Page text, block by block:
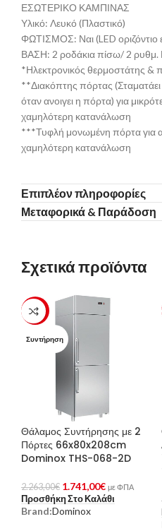
ΕΣΩΤΕΡΙΚΟ ΚΑΜΠΙΝΑΣ
Υλικό: Λευκό (Πλαστικό)
ΦΩΤΙΣΜΟΣ: Ναι (LED οριζόντιο
ΒΑΣΗ: 2 ροδάκια πίσω/ 2 ρυθμ.
*Ηλεκτρονικός θερμοστάτης
**Διακόπτης πόρτας
όταν ανοιγει η πόρτα) για
χαμηλότερη κατανάλωση
***Τυφλή μονωμένη πόρτα για
χαμηλότερη κατανάλωση
Επιπλέον πληροφορίες
Μεταφορικά & Παράδοση
Σχετικά προϊόντα
-23%
Συντήρηση
Θάλαμος Συντήρησης με 2
Πόρτες 66x80x208cm
Dominox THS-068-2D
2.263,00€ 1.741,00€ με ΦΠΑ
Προσθήκη Στο Καλάθι
Brand:Dominox